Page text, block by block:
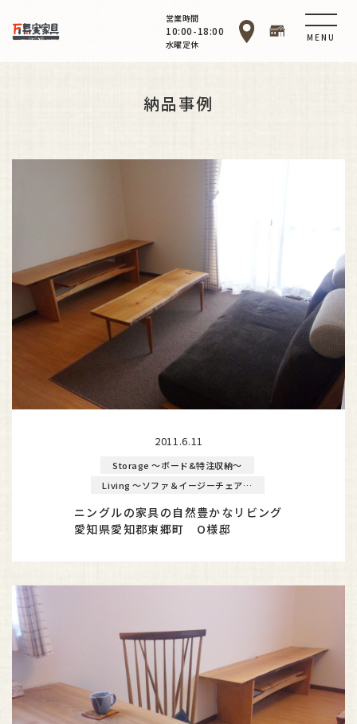
営業時間
10:00-18:00
水曜定休
MENU
納品事例
2011.6.11
Storage ～ボード&特注収納～
Living ～ソファ＆イージーチェア～
ニングルの家具の自然豊かなリビング
愛知県愛知郡東郷町 O様邸